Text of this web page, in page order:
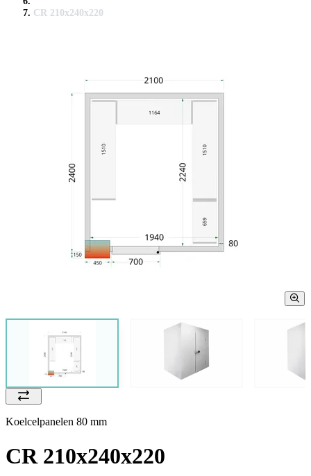
CR 210x240x220
Koelcelpanelen 80 mm
CR 210x240x220